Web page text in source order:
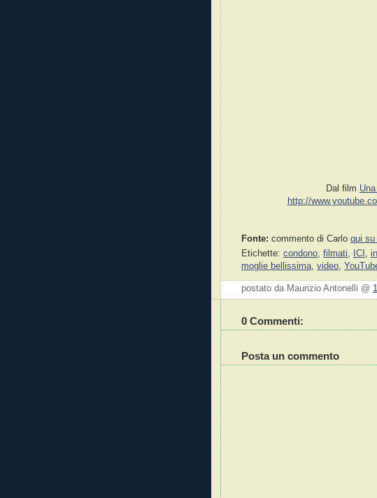
Dal film
http://
Fonte: commento di Carlo qui su
Etichette: condono, filmati, ICI ,
moglie bellissima, video,
postato da Maurizio Antonelli @
0 Commenti:
Posta un commento